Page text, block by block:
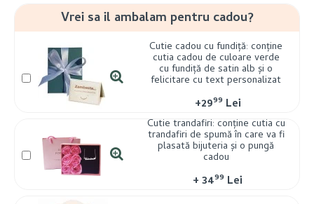
Vrei sa il ambalam pentru cadou?
Cutie cadou cu fundiță: conține
cutia cadou de culoare verde
cu fundiță de satin alb și o
felicitare cu text personalizat
+2999 Lei
Cutie trandafiri: conține cutia cu
trandafiri de spumă în care va fi
plasată bijuteria și o pungă
cadou
+3499 Lei